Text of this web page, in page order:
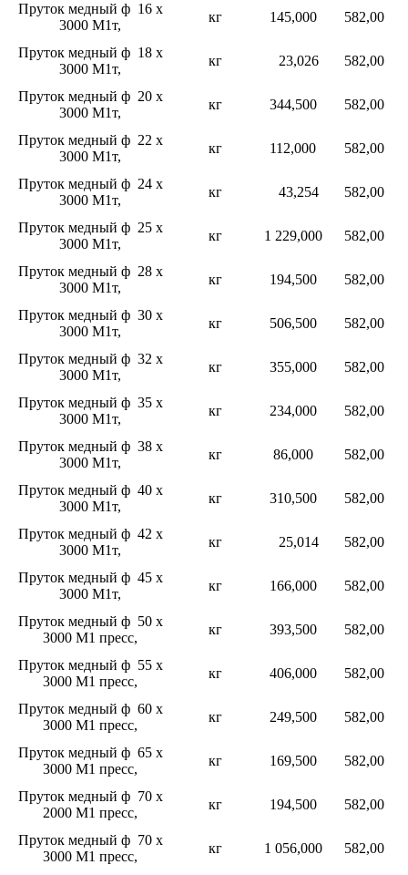
Пруток медный ф 16 х
3000 М1т,
кг 145,000 582,00
Пруток медный ф 18 х
3000 М1т,
кг 23,026 582,00
Пруток медный ф 20 х
3000 М1т,
кг 344,500 582,00
Пруток медный ф 22 х
3000 М1т,
кг 112,000 582,00
Пруток медный ф 24 х
3000 М1т,
кг 43,254 582,00
Пруток медный ф 25 х
3000 М1т,
кг 1 229,000 582,00
Пруток медный ф 28 х
3000 М1т,
кг 194,500 582,00
Пруток медный ф 30 х
3000 М1т,
кг 506,500 582,00
Пруток медный ф 32 х
3000 М1т,
кг 355,000 582,00
Пруток медный ф 35 х
3000 М1т,
кг 234,000 582,00
Пруток медный ф 38 х
3000 М1т,
кг 86,000 582,00
Пруток медный ф 40 х
3000 М1т,
кг 310,500 582,00
Пруток медный ф 42 х
3000 М1т,
кг 25,014 582,00
Пруток медный ф 45 х
3000 М1т,
кг 166,000 582,00
Пруток медный ф 50 х
3000 М1 пресс,
кг 393,500 582,00
Пруток медный ф 55 х
3000 М1 пресс,
кг 406,000 582,00
Пруток медный ф 60 х
3000 М1 пресс,
кг 249,500 582,00
Пруток медный ф 65 х
3000 М1 пресс,
кг 169,500 582,00
Пруток медный ф 70 х
2000 М1 пресс,
кг 194,500 582,00
Пруток медный ф 70 х
3000 М1 пресс,
кг 1 056,000 582,00